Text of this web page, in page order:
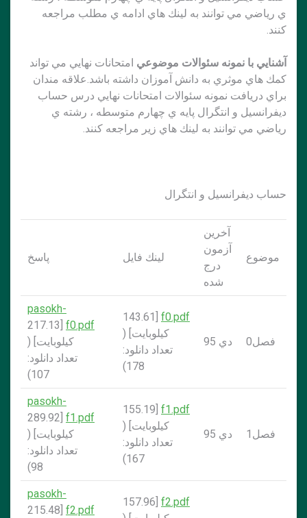
ي رياضي مي توانند به لينك هاي ادامه ي مطلب مراجعه
كنند.
آشنايي با نمونه سئوالات موضوعي امتحانات نهايي مي تواند
كمك هاي موثري به دانش آموزان داشته باشد.علاقه مندان
براي دريافت نمونه سئوالات امتحانات نهايي درس حساب
ديفرانسيل و انتگرال پايه ي چهارم متوسطه ، رشته ي
رياضي مي توانند به لينك هاي زير مراجعه كنند.
حساب ديفرانسيل و انتگرال
موضوع
آخرين
آزمون
درج
شده
لينك فايل پاسخ
فصل0 دي 95
f0.pdf
[143.61
کيلوبايت] (
تعداد دانلود:
178)
pasokh-
f0.pdf
[217.13
کيلوبايت] (
تعداد دانلود:
107)
فصل1 دي 95
f1.pdf
[155.19
کيلوبايت] (
تعداد دانلود:
167)
pasokh-
f1.pdf
[289.92
کيلوبايت] (
تعداد دانلود:
98)
f2.pdf
[157.96
pasokh-
f2.pdf
[215.48